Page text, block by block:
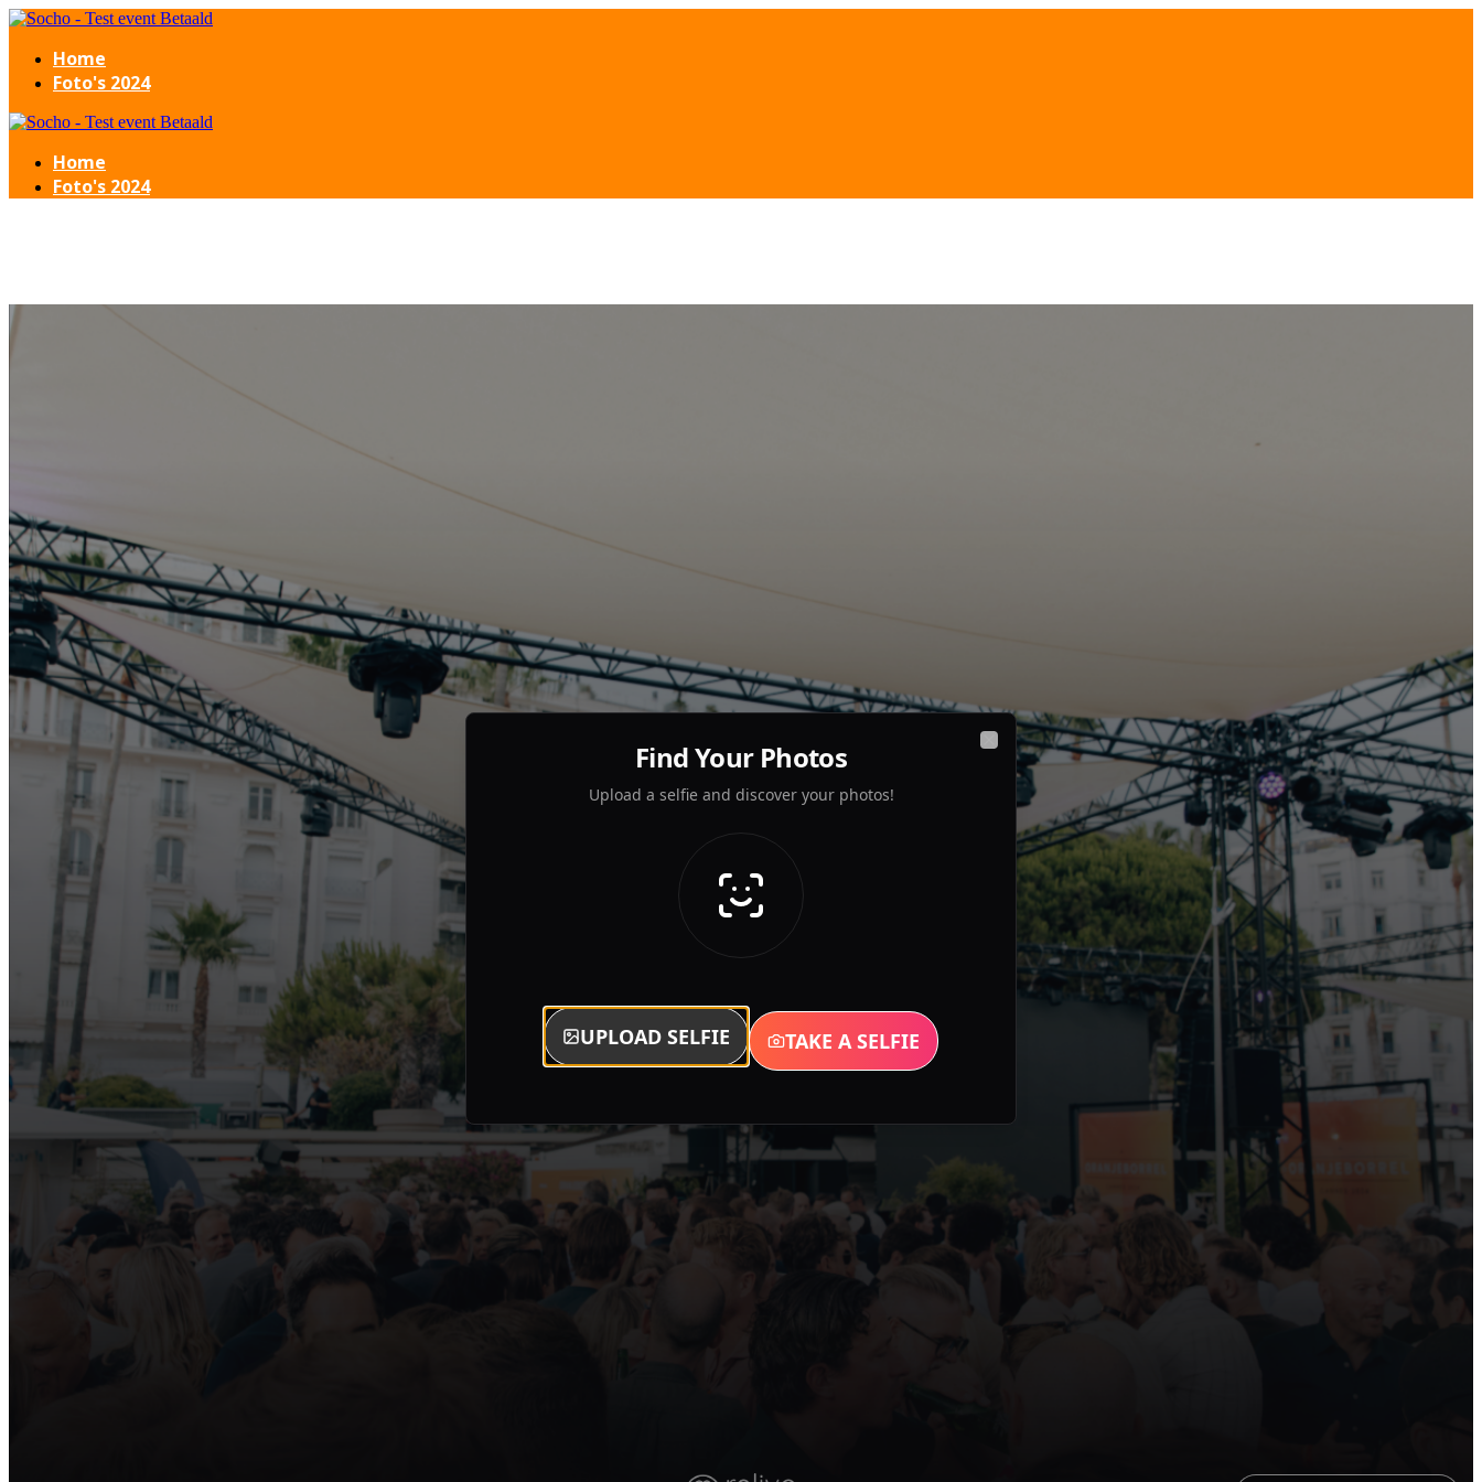
Home
Foto's 2024
Home
Foto's 2024